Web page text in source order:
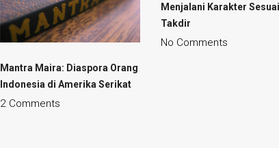
Mantra Maira: Diaspora Orang
Indonesia di Amerika Serikat
2 Comments
Menjalani Karakter Sesuai
Takdir
No Comments